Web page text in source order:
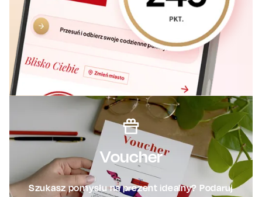
Voucher
Szukasz pomysłu na prezent idealny? Podaruj